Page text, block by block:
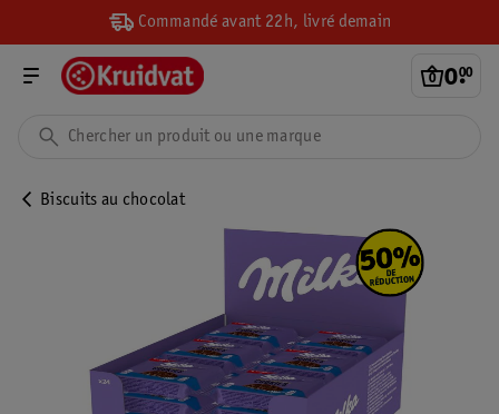
Commandé avant 22h, livré demain
0.
00
Biscuits au chocolat